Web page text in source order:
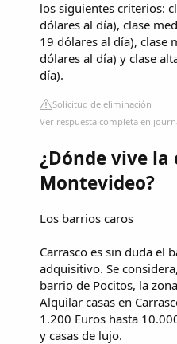
los siguientes criterios:
dólares al día), clase
19 dólares al día), clase
dólares al día) y clase
día).
Solicitud de eliminación
Ver respuesta completa en
¿Dónde vive la
Montevideo?
Los barrios caros
Carrasco es sin duda el
adquisitivo. Se
barrio de Pocitos, la
Alquilar casas en
1.200 Euros hasta
y casas de lujo.